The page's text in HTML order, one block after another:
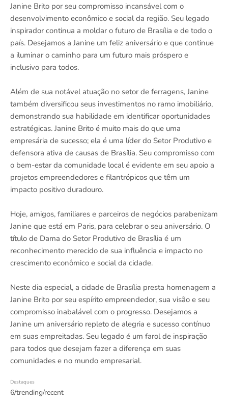
Janine Brito por seu compromisso incansável com o
desenvolvimento econômico e social da região. Seu legado
inspirador continua a moldar o futuro de Brasília e de todo o
país. Desejamos a Janine um feliz aniversário e que continue
a iluminar o caminho para um futuro mais próspero e
inclusivo para todos.
Além de sua notável atuação no setor de ferragens, Janine
também diversificou seus investimentos no ramo imobiliário,
demonstrando sua habilidade em identificar oportunidades
estratégicas. Janine Brito é muito mais do que uma
empresária de sucesso; ela é uma líder do Setor Produtivo e
defensora ativa de causas de Brasília. Seu compromisso com
o bem-estar da comunidade local é evidente em seu apoio a
projetos empreendedores e filantrópicos que têm um
impacto positivo duradouro.
Hoje, amigos, familiares e parceiros de negócios parabenizam
Janine que está em Paris, para celebrar o seu aniversário. O
título de Dama do Setor Produtivo de Brasília é um
reconhecimento merecido de sua influência e impacto no
crescimento econômico e social da cidade.
Neste dia especial, a cidade de Brasília presta homenagem a
Janine Brito por seu espírito empreendedor, sua visão e seu
compromisso inabalável com o progresso. Desejamos a
Janine um aniversário repleto de alegria e sucesso contínuo
em suas empreitadas. Seu legado é um farol de inspiração
para todos que desejam fazer a diferença em suas
comunidades e no mundo empresarial.
Destaques
6/trending/recent